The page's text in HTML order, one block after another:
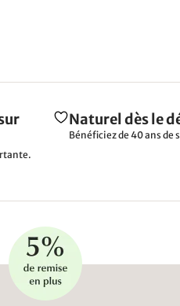
Naturel dès le
Bénéficiez de 40 ans